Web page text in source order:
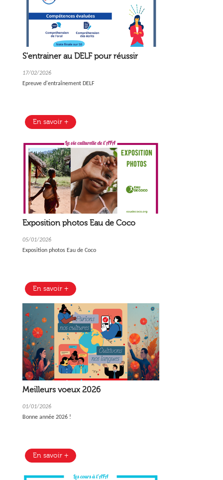
S'entrainer au DELF pour réussir
17/02/2026
Epreuve d'entraînement DELF
En savoir +
Exposition photos Eau de Coco
05/01/2026
Exposition photos Eau de Coco
En savoir +
Meilleurs voeux 2026
01/01/2026
Bonne année 2026 !
En savoir +